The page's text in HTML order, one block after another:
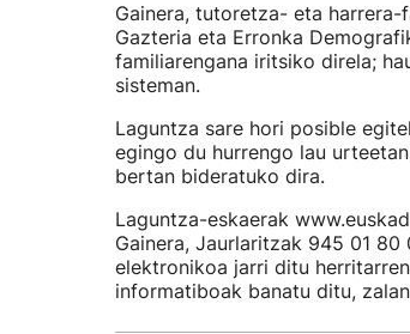
Gainera, tutoretza- eta
Gazteria eta Erronka
familiarengana iritsiko direla;
sisteman.
Laguntza sare hori posible
egingo du hurrengo lau
bertan bideratuko dira.
Laguntza-eskaerak
Gainera, Jaurlaritzak 945 01
elektronikoa jarri ditu
informatiboak banatu ditu,